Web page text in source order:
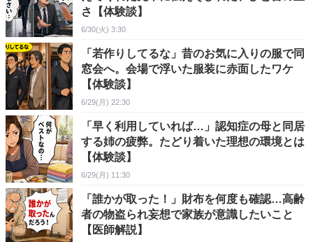
さ【体験談】
6/30(火) 3:30
「若作りしてるな」昔のお気に入りの服で同
窓会へ。会場で浮いた服装に赤面したワケ
【体験談】
6/29(月) 22:30
「早く利用していれば…」認知症の母と同居
する姉の疲弊。たどり着いた理想の環境とは
【体験談】
6/29(月) 11:30
「誰かが取った！」財布を何度も確認…高齢
者の物盗られ妄想で家族が意識したいこと
【医師解説】